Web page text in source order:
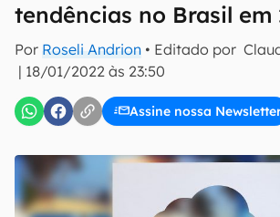
tendências no Brasil em
Por Roseli Andrion • Editado por
| 18/01/2022 às 23:50
Assine nossa
inscreva-se
Confirmo que li, aceito e concordo com
Uso e Política de Privacidade do